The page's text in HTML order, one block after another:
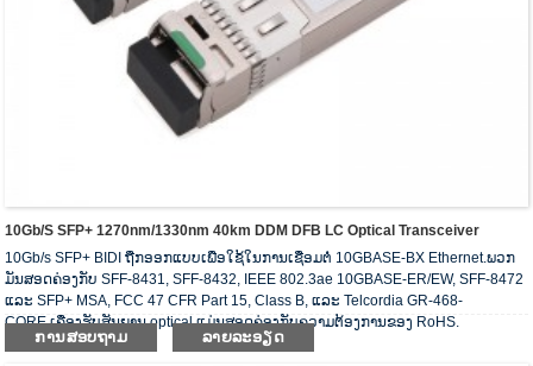
10Gb/s SFP+ 1270nm/1330nm 40km DDM DFB LC Optical Transceiver
10Gb/s SFP+ BIDI ຖືກອອກແບບເພື່ອໃຊ້ໃນການເຊື່ອມຕໍ່ 10GBASE-BX Ethernet.ພວກ
ມັນສອດຄ່ອງກັບ SFF-8431, SFF-8432, IEEE 802.3ae 10GBASE-ER/EW, SFF-8472
ແລະ SFP+ MSA, FCC 47 CFR Part 15, Class B, ແລະ Telcordia GR-468-
CORE.ເຄື່ອງຮັບສັນຍານ optical ແມ່ນສອດຄ່ອງກັບຄວາມຕ້ອງການຂອງ RoHS.
ການສອບຖາມ ລາຍລະອຽດ